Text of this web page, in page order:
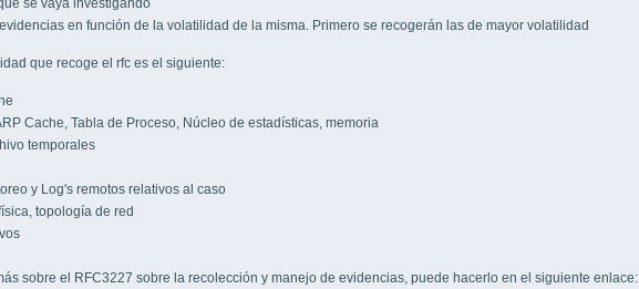
se vaya investigando
en función de la volatilidad de la misma. Primero se recogerán las de mayor volatilidad
que recoge el rfc es el siguiente:
Cache, Tabla de Proceso, Núcleo de estadísticas, memoria
temporales
y Log's remotos relativos al caso
topología de red
sobre el RFC3227 sobre la recolección y manejo de evidencias, puede hacerlo en el siguiente enlace: